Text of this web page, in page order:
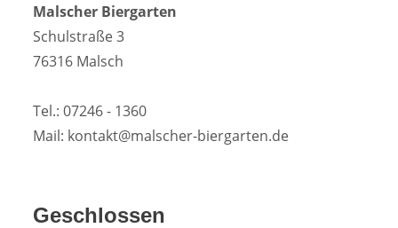
Malscher Biergarten
Schulstraße 3
76316 Malsch
Tel.: 07246 - 1360
Mail: kontakt@malscher-biergarten.de
Geschlossen